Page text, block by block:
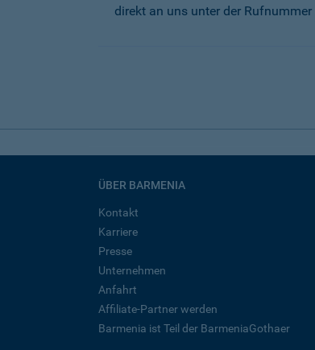
direkt an uns unter der Rufnummer
ÜBER BARMENIA
Kontakt
Karriere
Presse
Unternehmen
Anfahrt
Affiliate-Partner werden
Barmenia ist Teil der BarmeniaGothaer